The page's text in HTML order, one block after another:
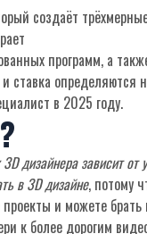
создаёт
программ, а
ставка определяются
в 2025 году.
дизайнера зависит от
в 3D дизайне, потому
и можете брать
к более дорогим